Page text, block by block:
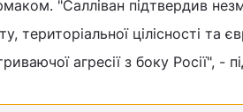
"Салліван підтвердив
територіальної цілісності та
агресії з боку Росії", -